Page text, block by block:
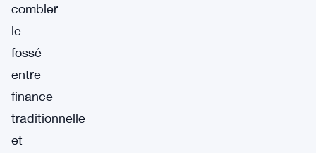
combler
le
fossé
entre
finance
traditionnelle
et